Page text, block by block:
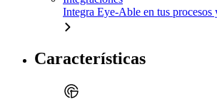
Integra Eye-Able en tus procesos
Características